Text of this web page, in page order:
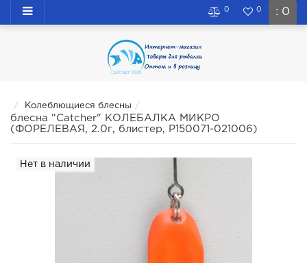
: 0
0 0
Колеблющиеся блесны
блесна "Catcher" КОЛЕБАЛКА МИКРО
(ФОРЕЛЕВАЯ, 2.0г, блистер, P150071-021006)
Нет в наличии